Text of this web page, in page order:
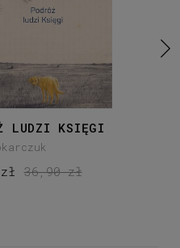
LUDZI KSIĘGI
36,90 zł